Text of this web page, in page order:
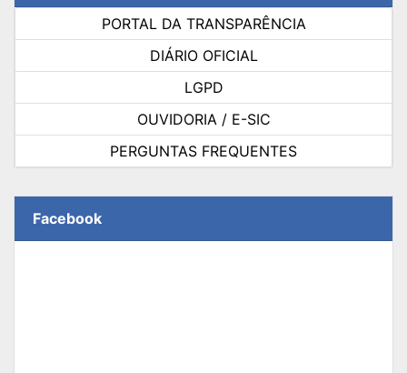
PORTAL DA TRANSPARÊNCIA
DIÁRIO OFICIAL
LGPD
OUVIDORIA / E-SIC
PERGUNTAS FREQUENTES
Facebook